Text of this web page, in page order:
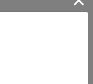
により快適な着心
残りがちなシワも